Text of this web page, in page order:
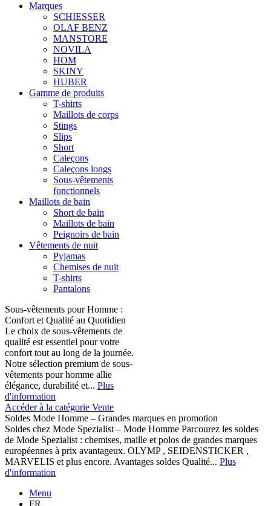
Marques
SCHIESSER
OLAF BENZ
MANSTORE
NOVILA
HOM
SKINY
HUBER
Gamme de produits
T-shirts
Maillots de corps
Stings
Slips
Short
Caleçons
Caleçons longs
Sous-vêtements
fonctionnels
Maillots de bain
Short de bain
Maillots de bain
Peignoirs de bain
Vêtements de nuit
Pyjamas
Chemises de nuit
T-shirts
Pantalons
Sous-vêtements pour Homme :
Confort et Qualité au Quotidien
Le choix de sous-vêtements de
qualité est essentiel pour votre
confort tout au long de la journée.
Notre sélection premium de sous-
vêtements pour homme allie
élégance, durabilité et... Plus
d'information
Accéder à la catégorie Vente
Soldes Mode Homme – Grandes marques en promotion
Soldes chez Mode Spezialist – Mode Homme Parcourez les soldes
de Mode Spezialist : chemises, maille et polos de grandes marques
européennes à prix avantageux. OLYMP , SEIDENSTICKER ,
MARVELIS et plus encore. Avantages soldes Qualité... Plus
d'information
Menu
FR